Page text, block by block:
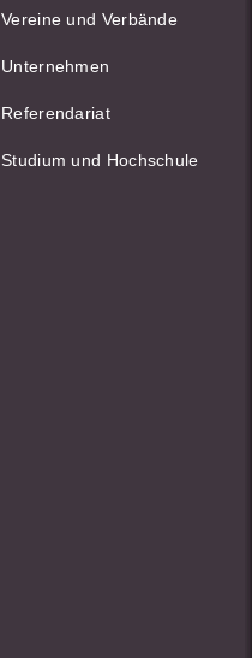
Vereine und Verbände
Unternehmen
Referendariat
Studium und Hochschule